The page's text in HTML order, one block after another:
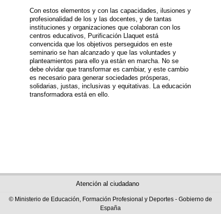
Con estos elementos y con las capacidades, ilusiones y
profesionalidad de los y las docentes, y de tantas
instituciones y organizaciones que colaboran con los
centros educativos, Purificación Llaquet está
convencida que los objetivos perseguidos en este
seminario se han alcanzado y que las voluntades y
planteamientos para ello ya están en marcha. No se
debe olvidar que transformar es cambiar, y este cambio
es necesario para generar sociedades prósperas,
solidarias, justas, inclusivas y equitativas. La educación
transformadora está en ello.
Atención al ciudadano
© Ministerio de Educación, Formación Profesional y Deportes - Gobierno de
España